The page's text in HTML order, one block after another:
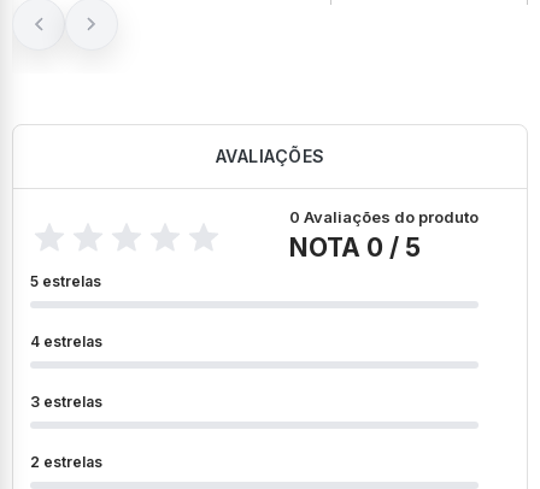
AVALIAÇÕES
0 Avaliações do produto
NOTA 0 / 5
5 estrelas
4 estrelas
3 estrelas
2 estrelas